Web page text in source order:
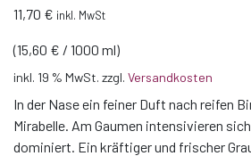
11,70 € inkl. MwSt
(15,60 € / 1000 ml)
inkl. 19 % MwSt. zzgl. Versandkosten
In der Nase ein feiner Duft nach reifen
Mirabelle. Am Gaumen intensivieren
dominiert. Ein kräftiger und frischer